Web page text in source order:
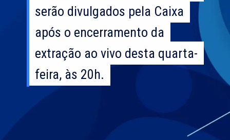
serão divulgados pela Caixa
após o encerramento da
extração ao vivo desta quarta-
feira, às 20h.
serão divulgados pela Caixa
após o encerramento da
extração ao vivo desta quarta-
feira, às 20h.